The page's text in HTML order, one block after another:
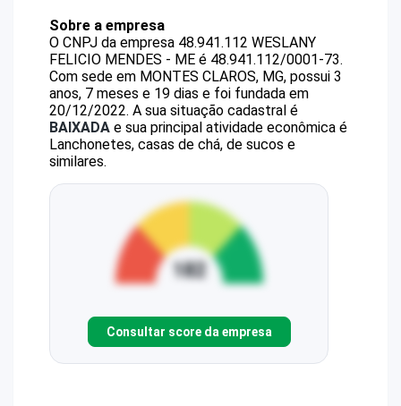
Sobre a empresa
O CNPJ da empresa 48.941.112 WESLANY
FELICIO MENDES - ME é 48.941.112/0001-73.
Com sede em MONTES CLAROS, MG, possui 3
anos, 7 meses e 19 dias e foi fundada em
20/12/2022. A sua situação cadastral é
BAIXADA e sua principal atividade econômica é
Lanchonetes, casas de chá, de sucos e
similares.
Consultar score da empresa